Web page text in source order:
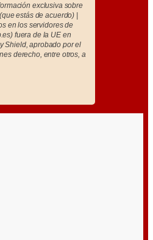
exclusiva sobre
estás de acuerdo) |
en los servidores de
fuera de la UE en
Shield, aprobado por el
derecho, entre otros, a